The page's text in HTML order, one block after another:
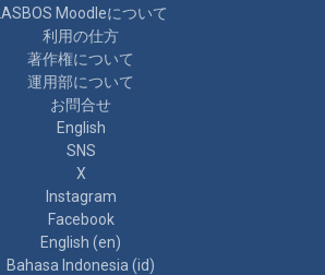
LASBOS Moodleについて
利用の仕方
著作権について
運用部について
お問合せ
English
SNS
X
Instagram
Facebook
English ‎(en)‎
Bahasa Indonesia ‎(id)‎